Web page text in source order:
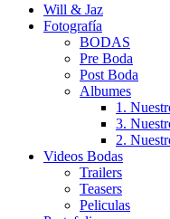
Will & Jaz
Fotografía
BODAS
Pre Boda
Post Boda
Albumes
1.
3.
2.
Videos Bodas
Trailers
Teasers
Peliculas